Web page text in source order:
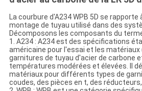
La courbure d'A234 WPB 5D se
montage de tuyau utilisé dans des
Décomposons les composants du
1. A234 : A234 est des spécifications
américaine pour l'essai et les matériaux
garnitures de tuyau d'acier de carbone
températures modérées et élevées. Il
matériaux pour différents types de
coudes, des pièces en t, des